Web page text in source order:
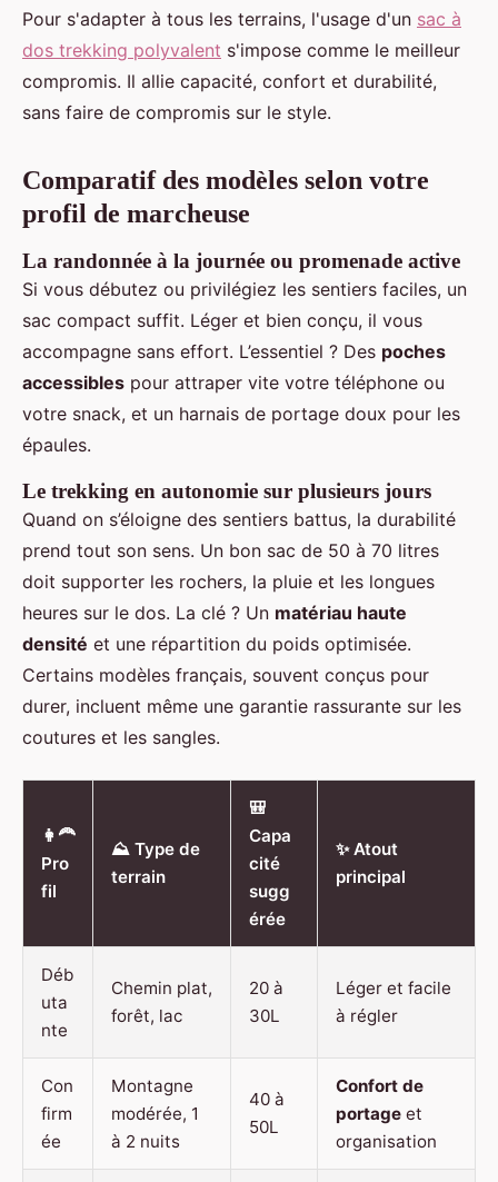
Pour s'adapter à tous les terrains, l'usage d'un sac à
dos trekking polyvalent s'impose comme le meilleur
compromis. Il allie capacité, confort et durabilité,
sans faire de compromis sur le style.
Comparatif des modèles selon votre
profil de marcheuse
La randonnée à la journée ou promenade active
Si vous débutez ou privilégiez les sentiers faciles, un
sac compact suffit. Léger et bien conçu, il vous
accompagne sans effort. L’essentiel ? Des poches
accessibles pour attraper vite votre téléphone ou
votre snack, et un harnais de portage doux pour les
épaules.
Le trekking en autonomie sur plusieurs jours
Quand on s’éloigne des sentiers battus, la durabilité
prend tout son sens. Un bon sac de 50 à 70 litres
doit supporter les rochers, la pluie et les longues
heures sur le dos. La clé ? Un matériau haute
densité et une répartition du poids optimisée.
Certains modèles français, souvent conçus pour
durer, incluent même une garantie rassurante sur les
coutures et les sangles.
👩‍🦰
Pro
fil
⛰️ Type de
terrain
🎒
Capa
cité
sugg
érée
✨ Atout
principal
Déb
uta
nte
Chemin plat,
forêt, lac
20 à
30L
Léger et facile
à régler
Con
firm
ée
Montagne
modérée, 1
à 2 nuits
40 à
50L
Confort de
portage et
organisation